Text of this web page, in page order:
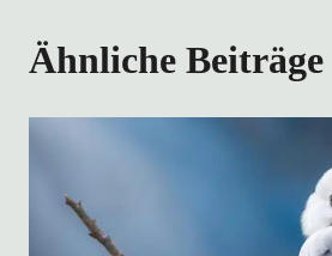
Ähnliche Beiträge